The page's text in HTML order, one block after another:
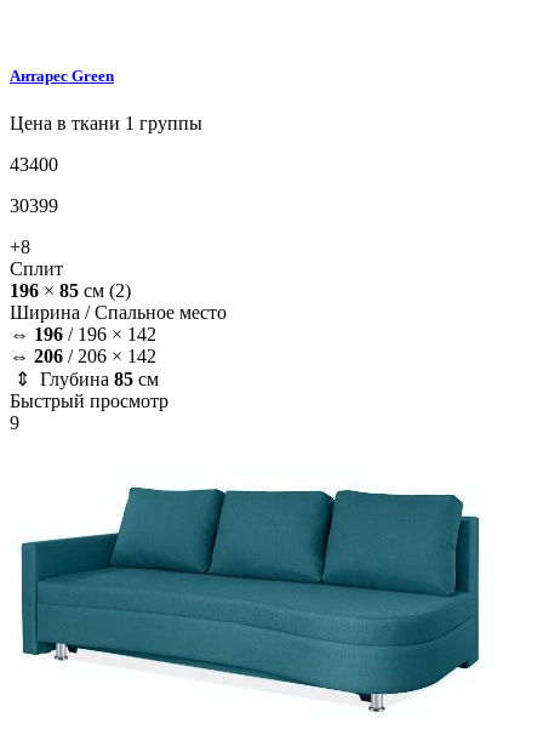
Антарес Green
Цена в ткани 1 группы
43400
30399
+8
Сплит
196 × 85 см (2)
Ширина /Спальное место
⇔ 196 / 196 × 142
⇔ 206 / 206 × 142
⇕ Глубина 85 см
Быстрый просмотр
9